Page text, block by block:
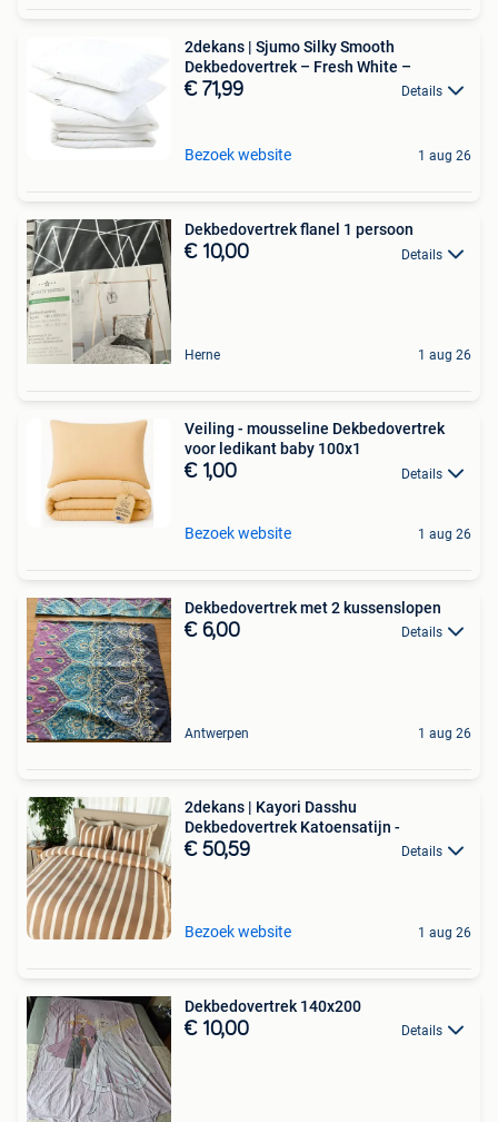
2dekans | Sjumo Silky Smooth
Dekbedovertrek – Fresh White –
€ 71,99 Details
Bezoek website 1 aug 26
Dekbedovertrek flanel 1 persoon
€ 10,00 Details
Herne 1 aug 26
Veiling - mousseline Dekbedovertrek
voor ledikant baby 100x1
€ 1,00 Details
Bezoek website 1 aug 26
Dekbedovertrek met 2 kussenslopen
€ 6,00 Details
Antwerpen 1 aug 26
2dekans | Kayori Dasshu
Dekbedovertrek Katoensatijn -
€ 50,59 Details
Bezoek website 1 aug 26
Dekbedovertrek 140x200
€ 10,00 Details